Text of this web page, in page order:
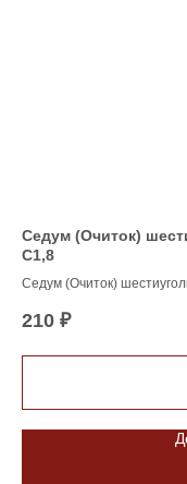
Седум (Очиток)
С1,8
Седум (Очиток)
210 ₽